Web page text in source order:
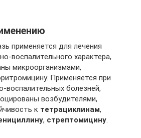
применяется для лечения
воспалительного характера,
микроорганизмами,
Применяется при
воспалительных болезней,
возбудителями,
к тетрациклинам,
, стрептомицину